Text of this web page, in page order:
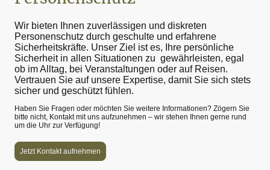
Wir bieten Ihnen zuverlässigen und diskreten
Personenschutz durch geschulte und erfahrene
Sicherheitskräfte. Unser Ziel ist es, Ihre persönliche
Sicherheit in allen Situationen zu gewährleisten, egal
ob im Alltag, bei Veranstaltungen oder auf Reisen.
Vertrauen Sie auf unsere Expertise, damit Sie sich stets
sicher und geschützt fühlen.
Haben Sie Fragen oder möchten Sie weitere Informationen? Zögern Sie
bitte nicht, Kontakt mit uns aufzunehmen – wir stehen Ihnen gerne rund
um die Uhr zur Verfügung!
Jetzt Kontakt aufnehmen